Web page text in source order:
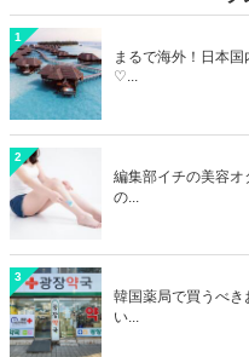
1
まるで海外！日本
♡...
2
編集部イチの美容オ
の...
3
韓国薬局で買うべ
い...